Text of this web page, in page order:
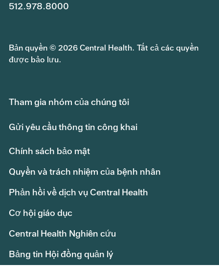
512.978.8000
Bản quyền © 2026 Central Health. Tất cả các quyền
được bảo lưu.
Tham gia nhóm của chúng tôi
Gửi yêu cầu thông tin công khai
Chính sách bảo mật
Quyền và trách nhiệm của bệnh nhân
Phản hồi về dịch vụ Central Health
Cơ hội giáo dục
Central Health Nghiên cứu
Bảng tin Hội đồng quản lý